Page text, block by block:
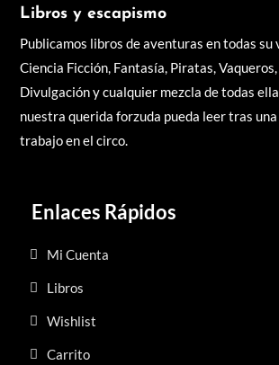
Libros y escapismo
Publicamos libros de aventuras en todas
Ciencia Ficción, Fantasía, Piratas,
Divulgación y cualquier mezcla de todas
nuestra querida forzuda pueda leer tras
trabajo en el circo.
Enlaces Rápidos
Mi Cuenta
Libros
Wishlist
Carrito